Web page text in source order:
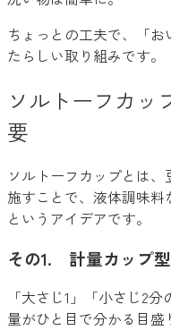
ちょっとの工夫で、「
たらしい取り組みです。
ソルトーフカッ
要
ソルトーフカップとは
施すことで、液体調味料
というアイデアです。
その1. 計量カップ
「大さじ1」「小さじ2
量がひと目で分かる目